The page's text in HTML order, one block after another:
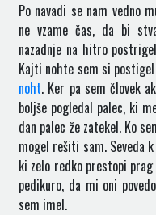
Po navadi se nam vedno
ne vzame čas, da bi
nazadnje na hitro
Kajti nohte sem si
noht. Ker pa sem človek
boljše pogledal palec, ki
dan palec že zatekel. Ko
mogel rešiti sam. Seveda
ki zelo redko prestopi
pedikuro, da mi oni
sem imel.